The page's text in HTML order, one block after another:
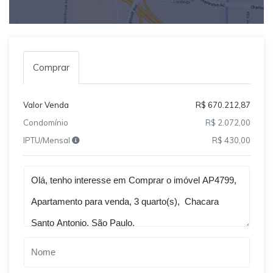
Comprar
Valor Venda
R$ 670.212,87
Condomínio
R$ 2.072,00
IPTU/Mensal
R$ 430,00